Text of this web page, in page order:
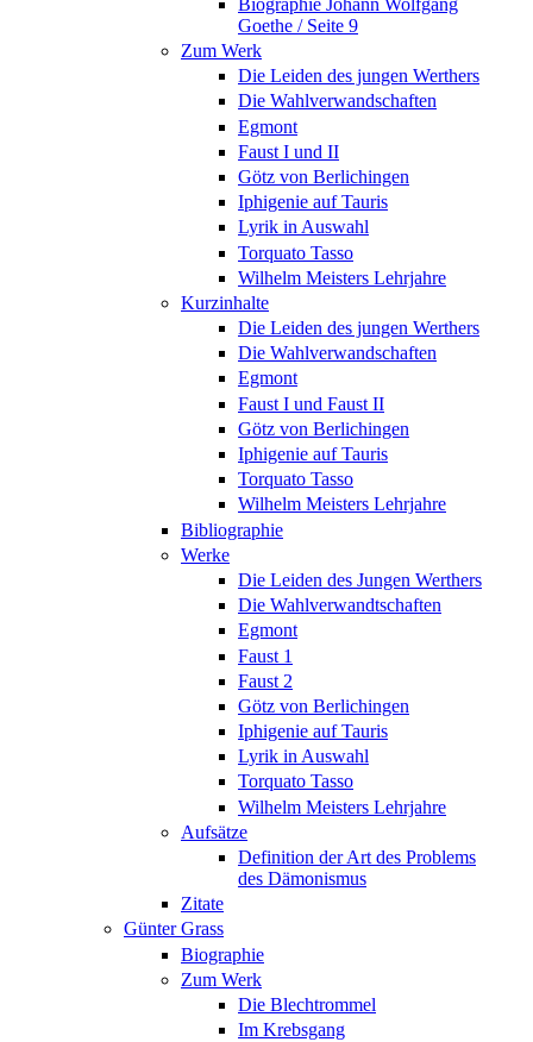
Goethe / Seite 9
Zum Werk
Die Leiden des jungen Werthers
Die Wahlverwandschaften
Egmont
Faust I und II
Götz von Berlichingen
Iphigenie auf Tauris
Lyrik in Auswahl
Torquato Tasso
Wilhelm Meisters Lehrjahre
Kurzinhalte
Die Leiden des jungen Werthers
Die Wahlverwandschaften
Egmont
Faust I und Faust II
Götz von Berlichingen
Iphigenie auf Tauris
Torquato Tasso
Wilhelm Meisters Lehrjahre
Bibliographie
Werke
Die Leiden des Jungen Werthers
Die Wahlverwandtschaften
Egmont
Faust 1
Faust 2
Götz von Berlichingen
Iphigenie auf Tauris
Lyrik in Auswahl
Torquato Tasso
Wilhelm Meisters Lehrjahre
Aufsätze
Definition der Art des Problems
des Dämonismus
Zitate
Günter Grass
Biographie
Zum Werk
Die Blechtrommel
Im Krebsgang